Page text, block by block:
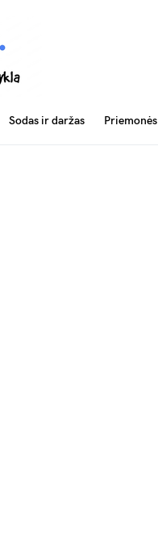
Sodas ir daržas Priemonės